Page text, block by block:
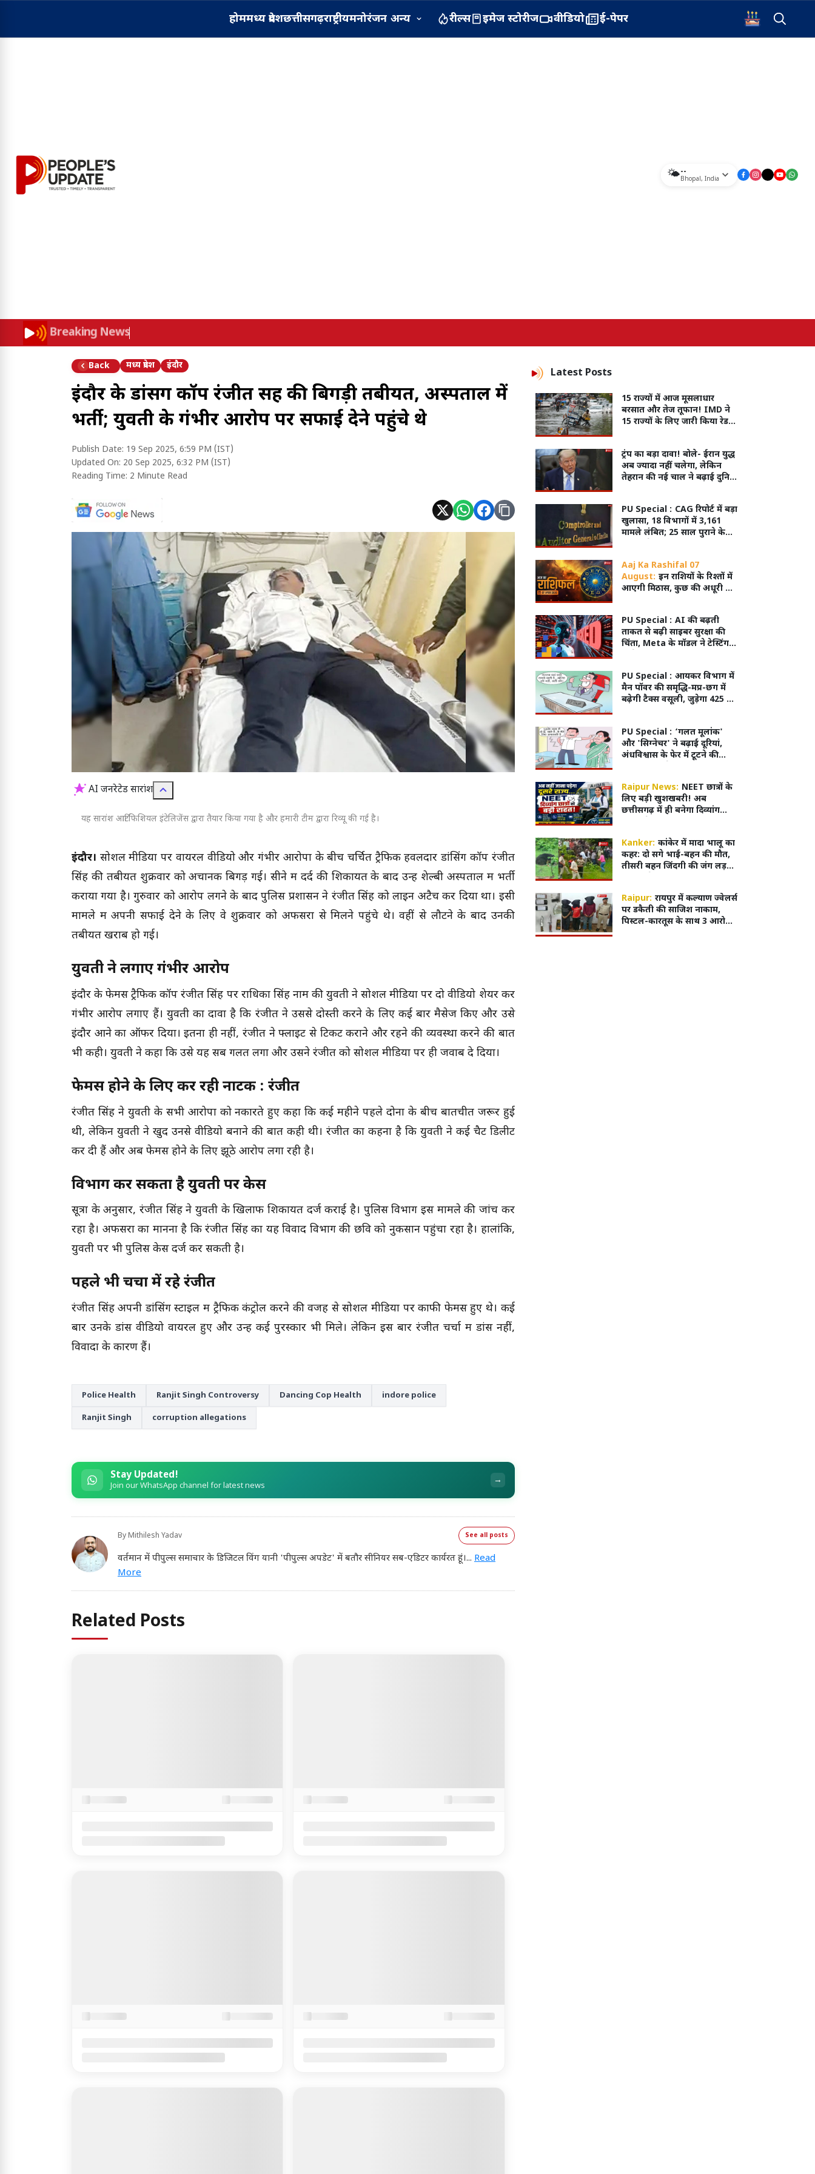
होममध्य प्रदेशछत्तीसगढ़राष्ट्रीयमनोरंजन अन्य रील्स इमेज स्टोरीज वीडियो ई-पेपर
🌤️--
Bhopal , India
Breaking News
Back मध्य प्रदेश इंदौर
इंदौर के डांसिंग कॉप रंजीत सिंह की बिगड़ी तबीयत, अस्पताल में
भर्ती; युवती के गंभीर आरोप पर सफाई देने पहुंचे थे
Publish Date: 19 Sep 2025, 6:59 PM (IST)
Updated On: 20 Sep 2025, 6:32 PM (IST)
Reading Time: 2 Minute Read
AI जनरेटेड सारांश
यह सारांश आर्टिफिशियल इंटेलिजेंस द्वारा तैयार किया गया है और हमारी टीम द्वारा रिव्यू की गई है।
इंदौर। सोशल मीडिया पर वायरल वीडियो और गंभीर आरोपों के बीच चर्चित ट्रैफिक हवलदार डांसिंग कॉप रंजीत
सिंह की तबीयत शुक्रवार को अचानक बिगड़ गई। सीने में दर्द की शिकायत के बाद उन्हें शेल्बी अस्पताल में भर्ती
कराया गया है। गुरुवार को आरोप लगने के बाद पुलिस प्रशासन ने रंजीत सिंह को लाइन अटैच कर दिया था। इसी
मामले में अपनी सफाई देने के लिए वे शुक्रवार को अफसरों से मिलने पहुंचे थे। वहीं से लौटने के बाद उनकी
तबीयत खराब हो गई।
युवती ने लगाए गंभीर आरोप
इंदौर के फेमस ट्रैफिक कॉप रंजीत सिंह पर राधिका सिंह नाम की युवती ने सोशल मीडिया पर दो वीडियो शेयर कर
गंभीर आरोप लगाए हैं। युवती का दावा है कि रंजीत ने उससे दोस्ती करने के लिए कई बार मैसेज किए और उसे
इंदौर आने का ऑफर दिया। इतना ही नहीं, रंजीत ने फ्लाइट से टिकट कराने और रहने की व्यवस्था करने की बात
भी कही। युवती ने कहा कि उसे यह सब गलत लगा और उसने रंजीत को सोशल मीडिया पर ही जवाब दे दिया।
फेमस होने के लिए कर रही नाटक : रंजीत
रंजीत सिंह ने युवती के सभी आरोपों को नकारते हुए कहा कि कई महीने पहले दोनों के बीच बातचीत जरूर हुई
थी, लेकिन युवती ने खुद उनसे वीडियो बनाने की बात कही थी। रंजीत का कहना है कि युवती ने कई चैट डिलीट
कर दी हैं और अब फेमस होने के लिए झूठे आरोप लगा रही है।
विभाग कर सकता है युवती पर केस
सूत्रों के अनुसार, रंजीत सिंह ने युवती के खिलाफ शिकायत दर्ज कराई है। पुलिस विभाग इस मामले की जांच कर
रहा है। अफसरों का मानना है कि रंजीत सिंह का यह विवाद विभाग की छवि को नुकसान पहुंचा रहा है। हालांकि,
युवती पर भी पुलिस केस दर्ज कर सकती है।
पहले भी चर्चा में रहे रंजीत
रंजीत सिंह अपनी डांसिंग स्टाइल में ट्रैफिक कंट्रोल करने की वजह से सोशल मीडिया पर काफी फेमस हुए थे। कई
बार उनके डांस वीडियो वायरल हुए और उन्हें कई पुरस्कार भी मिले। लेकिन इस बार रंजीत चर्चा में डांस नहीं,
विवादों के कारण हैं।
Police Health Ranjit Singh Controversy Dancing Cop Health indore police
Ranjit Singh corruption allegations
Stay Updated!
Join our WhatsApp channel for latest news →
By Mithilesh Yadav See all posts
वर्तमान में पीपुल्स समाचार के डिजिटल विंग यानी 'पीपुल्स अपडेट' में बतौर सीनियर सब-एडिटर कार्यरत हूं।... Read
More
Related Posts
Latest Posts
15 राज्यों में आज मूसलाधार
बरसात और तेज तूफान! IMD ने
15 राज्यों के लिए जारी किया रेड
ट्रंप का बड़ा दावा! बोले- ईरान युद्ध
अब ज्यादा नहीं चलेगा, लेकिन
तेहरान की नई चाल ने बढ़ाई दुनिया
PU Special : CAG रिपोर्ट में बड़ा
खुलासा, 18 विभागों में 3,161
मामले लंबित; 25 साल पुराने केस
Aaj Ka Rashifal 07
August: इन राशियों के रिश्तों में
आएगी मिठास, कुछ की अधूरी प्रेम
PU Special : AI की बढ़ती
ताकत से बढ़ी साइबर सुरक्षा की
चिंता, Meta के मॉडल ने टेस्टिंग में
एक्सेस
PU Special : आयकर विभाग में
मैन पॉवर की समृद्धि-मप्र-छग में
बढ़ेगी टैक्स वसूली, जुड़ेगा 425 का
PU Special : ‘गलत मूलांक'
और 'सिग्नेचर' ने बढ़ाई दूरियां,
अंधविश्वास के फेर में टूटने की
Raipur News: NEET छात्रों के
लिए बड़ी खुशखबरी! अब
छत्तीसगढ़ में ही बनेगा दिव्यांग
Kanker: कांकेर में मादा भालू का
कहर: दो सगे भाई-बहन की मौत,
तीसरी बहन जिंदगी की जंग लड़
Raipur: रायपुर में कल्याण ज्वेलर्स
पर डकैती की साजिश नाकाम,
पिस्टल-कारतूस के साथ 3 आरोपी